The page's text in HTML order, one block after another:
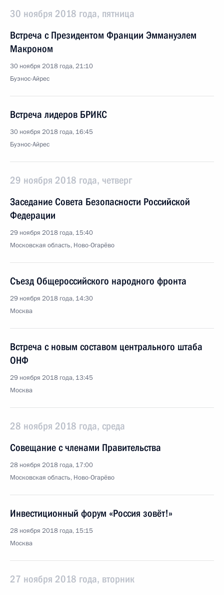
30 ноября 2018 года, пятница
Встреча с Президентом Франции Эммануэлем
Макроном
30 ноября 2018 года, 21:10
Буэнос-Айрес
Встреча лидеров БРИКС
30 ноября 2018 года, 16:45
Буэнос-Айрес
29 ноября 2018 года, четверг
Заседание Совета Безопасности Российской
Федерации
29 ноября 2018 года, 15:40
Московская область, Ново-Огарёво
Съезд Общероссийского народного фронта
29 ноября 2018 года, 14:30
Москва
Встреча с новым составом центрального штаба
ОНФ
29 ноября 2018 года, 13:45
Москва
28 ноября 2018 года, среда
Совещание с членами Правительства
28 ноября 2018 года, 17:00
Московская область, Ново-Огарёво
Инвестиционный форум «Россия зовёт!»
28 ноября 2018 года, 15:15
Москва
27 ноября 2018 года, вторник